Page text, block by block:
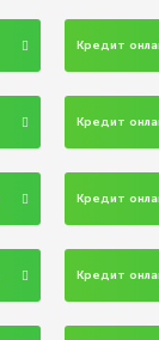
Кредит
Кредит
Кредит
Кредит